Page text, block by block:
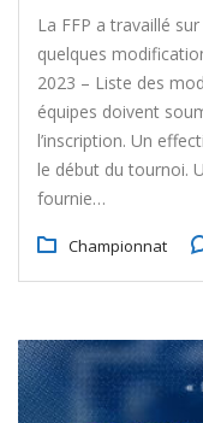
La FFP a travaillé
quelques
2023 – Liste des
équipes doivent
l’inscription. Un
le début du tournoi.
fournie…
Championnat